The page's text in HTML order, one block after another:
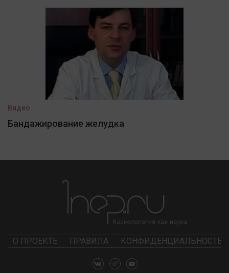
Видео
Бандажирование желудка
О ПРОЕКТЕ ПРАВИЛА КОНФИДЕНЦИАЛЬНОСТЬ